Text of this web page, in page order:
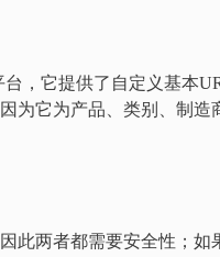
台，它提供了自定义基本
为它为产品、类别、制
因此两者都需要安全性；